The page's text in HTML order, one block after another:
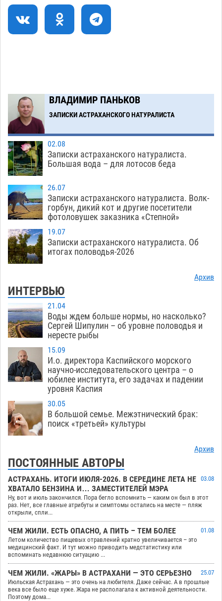
теории игр
18:23
В пятницу без электричества окажутся
двум федеральным проектам
06.08 417
Загрузить еще
ВЛАДИМИР ПАНЬКОВ
ЗАПИСКИ АСТРАХАНСКОГО НАТУРАЛИСТА
02.08
Записки астраханского натуралиста.
Большая вода – для лотосов беда
26.07
Записки астраханского натуралиста. Волк-
горбун, дикий кот и другие посетители
фотоловушек заказника «Степной»
19.07
Записки астраханского натуралиста. Об
итогах половодья-2026
Архив
ИНТЕРВЬЮ
21.04
Воды ждем больше нормы, но насколько?
Сергей Шипулин – об уровне половодья и
нересте рыбы
15.09
И.о. директора Каспийского морского
научно-исследовательского центра – о
юбилее института, его задачах и падении
уровня Каспия
30.05
В большой семье. Межэтнический брак:
поиск «третьей» культуры
Архив
ПОСТОЯННЫЕ АВТОРЫ
АСТРАХАНЬ. ИТОГИ ИЮЛЯ-2026. В СЕРЕДИНЕ ЛЕТА НЕ
ХВАТАЛО БЕНЗИНА И… ЗАМЕСТИТЕЛЕЙ МЭРА
03.08
Ну, вот и июль закончился. Пора бегло вспомнить — каким он был в этот
раз. Нет, все главные атрибуты и симптомы остались на месте — пляж
открыли, спли...
ЧЕМ ЖИЛИ. ЕСТЬ ОПАСНО, А ПИТЬ – ТЕМ БОЛЕЕ
01.08
Летом количество пищевых отравлений кратно увеличивается – это
медицинский факт. И тут можно приводить медстатистику или
вспоминать недавнюю ситуацию ...
ЧЕМ ЖИЛИ. «ЖАРЫ» В АСТРАХАНИ — ЭТО СЕРЬЕЗНО
25.07
Июльская Астрахань — это очень на любителя. Даже сейчас. А в прошлые
века все было еще хуже. Жара не располагала к активной деятельности.
Поэтому дома...